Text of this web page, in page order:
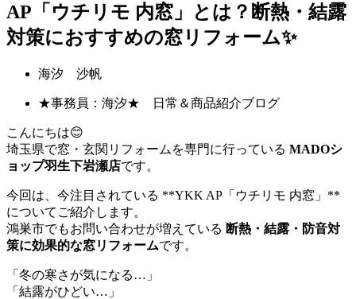
AP「ウチリモ 内窓」とは？断熱・結露
対策におすすめの窓リフォーム✨
海汐 沙帆
★事務員：海汐★ 日常＆商品紹介ブログ
こんにちは😊
埼玉県で窓・玄関リフォームを専門に行っている MADOシ
ョップ羽生下岩瀬店です。
今回は、今注目されている **YKK AP「ウチリモ 内窓」**
についてご紹介します。
鴻巣市でもお問い合わせが増えている 断熱・結露・防音対
策に効果的な窓リフォームです。
「冬の寒さが気になる…」
「結露がひどい…」